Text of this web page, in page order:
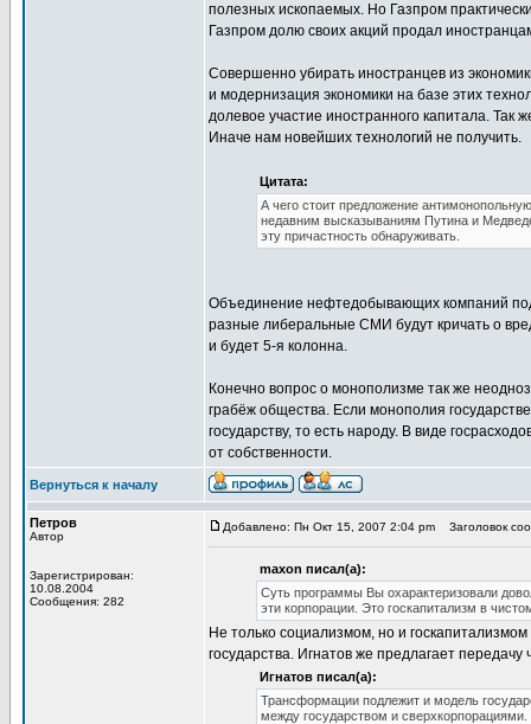
полезных ископаемых. Но Газпром
Газпром долю своих акций продал
Совершенно убирать иностранцев из
и модернизация экономики на базе этих
долевое участие иностранного капитала. Так
Иначе нам новейших технологий не получить.
Цитата:
А чего стоит предложение
недавним высказываниям Путина и
эту причастность обнаруживать.
Объединение нефтедобывающих компаний
разные либеральные СМИ будут кричать о
и будет 5-я колонна.
Конечно вопрос о монополизме так же
грабёж общества. Если монополия
государству, то есть народу. В виде
от собственности.
Вернуться к началу
Петров
Автор
Зарегистрирован:
10.08.2004
Сообщения: 282
Добавлено: Пн Окт 15, 2007 2:04 pm Заголовок
maxon писал(а):
Суть программы Вы охарактеризовали
эти корпорации. Это госкапитализм в
Не только социализмом, но и
государства. Игнатов же предлагает
Игнатов писал(а):
Трансформации подлежит и модель
между государством и сверхкорпорациями.